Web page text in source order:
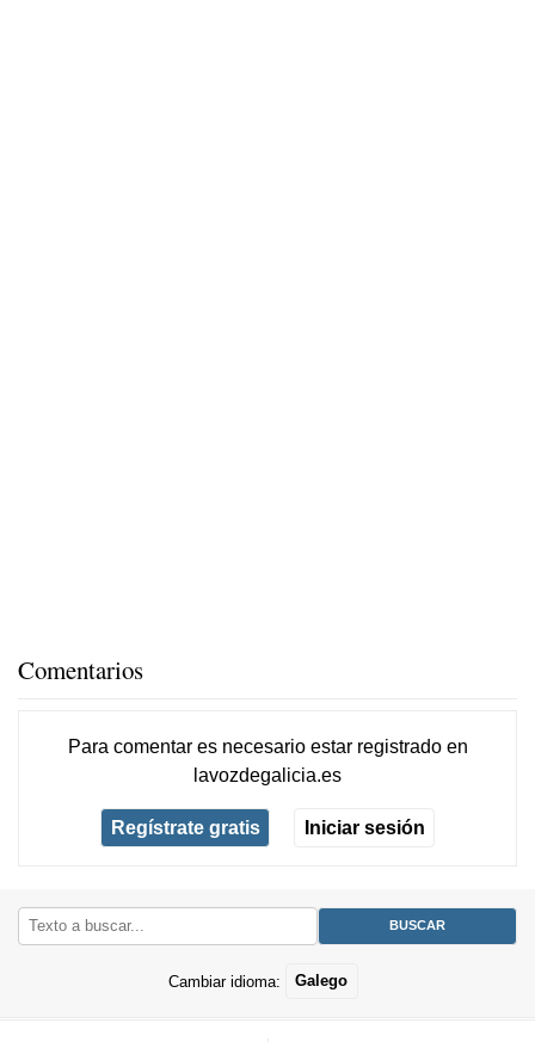
Comentarios
Para comentar es necesario estar registradoen
lavozdegalicia.es
Regístrate gratis Iniciar sesión
Cambiar idioma: Galego